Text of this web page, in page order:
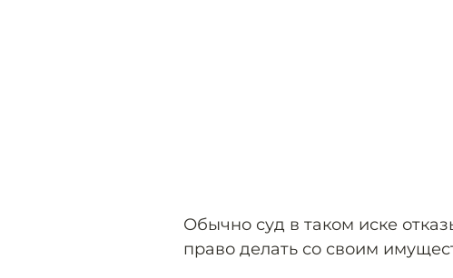
Обычно суд в таком иске
право делать со своим